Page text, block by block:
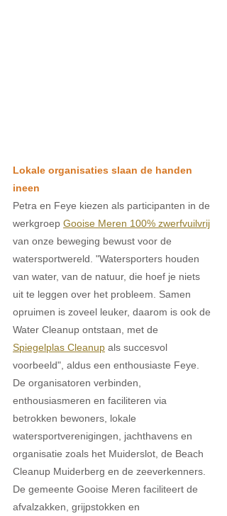
Lokale organisaties slaan de handen
ineen
Petra en Feye kiezen als participanten in de
werkgroep Gooise Meren 100% zwerfvuilvrij
van onze beweging bewust voor de
watersportwereld. "Watersporters houden
van water, van de natuur, die hoef je niets
uit te leggen over het probleem. Samen
opruimen is zoveel leuker, daarom is ook de
Water Cleanup ontstaan, met de
Spiegelplas Cleanup als succesvol
voorbeeld", aldus een enthousiaste Feye.
De organisatoren verbinden,
enthousiasmeren en faciliteren via
betrokken bewoners, lokale
watersportverenigingen, jachthavens en
organisatie zoals het Muiderslot, de Beach
Cleanup Muiderberg en de zeeverkenners.
De gemeente Gooise Meren faciliteert de
afvalzakken, grijpstokken en